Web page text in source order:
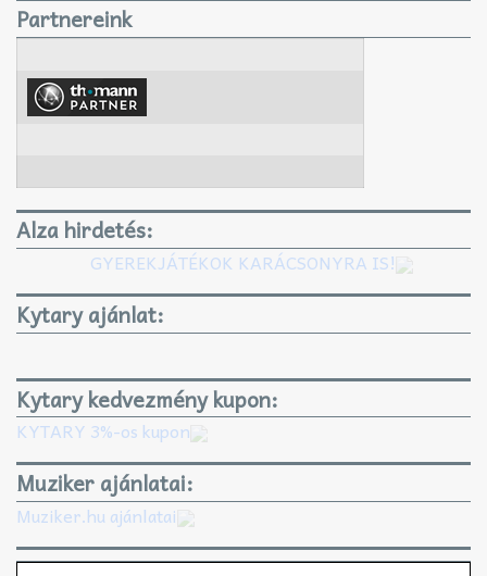
Partnereink
Alza hirdetés:
GYEREKJÁTÉKOK KARÁCSONYRA IS!
Kytary ajánlat:
Kytary kedvezmény kupon:
KYTARY 3%-os kupon
Muziker ajánlatai:
Muziker.hu ajánlatai